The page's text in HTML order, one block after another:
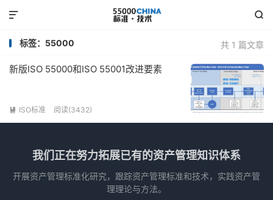


共 1 篇文章
标签：55000
新版ISO 55000和ISO 55001改进要素
 ISO标准 阅读(3432)
我们正在努力拓展已有的资产管理知识体系
开展资产管理标准化研究，跟踪资产管理标准和技术，实践资产管
理理论与方法。